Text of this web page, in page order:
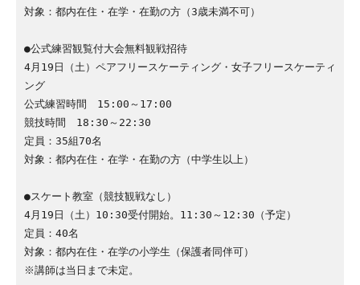
対象：都内在住・在学・在勤の方（3歳未満不可）
●公式練習観覧付大会無料観戦招待
4月19日（土）ペアフリースケーティング・女子フリースケーティ
ング
公式練習時間　15:00～17:00
競技時間　18:30～22:30
定員：35組70名
対象：都内在住・在学・在勤の方（中学生以上）
●スケート教室（競技観戦なし）
4月19日（土）10:30受付開始。11:30～12:30（予定）
定員：40名
対象：都内在住・在学の小学生（保護者同伴可）
※講師は当日まで未定。